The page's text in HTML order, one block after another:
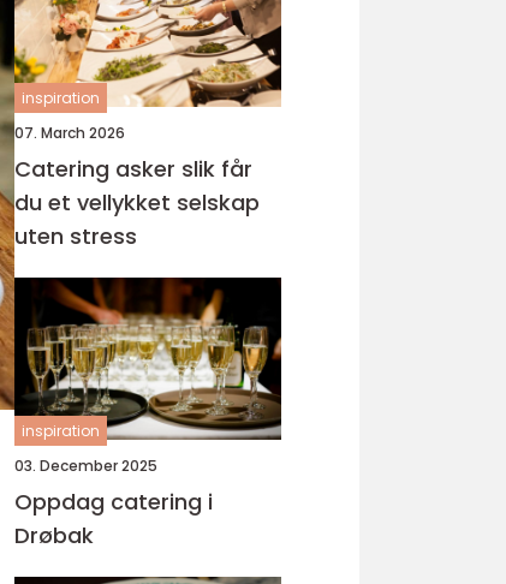
inspiration
07. March 2026
Catering asker slik får
du et vellykket selskap
uten stress
inspiration
03. December 2025
Oppdag catering i
Drøbak